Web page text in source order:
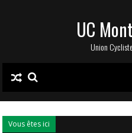
UC
Union
Vous êtes ici